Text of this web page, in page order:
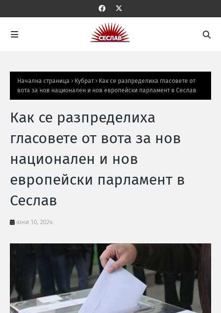
Начална страница Кубрат
Как се разпределиха гласовете от
вота за нов национален и нов европейски парламент в Сеслав
Как се разпределиха
гласовете от вота за нов
национален и нов
европейски парламент в
Сеслав
юни 10, 2024